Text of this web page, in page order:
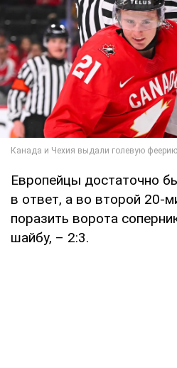
Европейцы достаточно
в ответ, а во второй 20-
поразить ворота
шайбу, – 2:3.